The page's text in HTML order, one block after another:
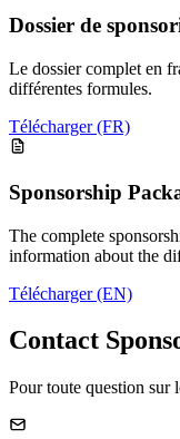
Dossier de
Le dossier complet en
différentes formules.
Télécharger (FR)
Sponsorship
The complete
information about the
Télécharger (EN)
Contact
Pour toute question sur